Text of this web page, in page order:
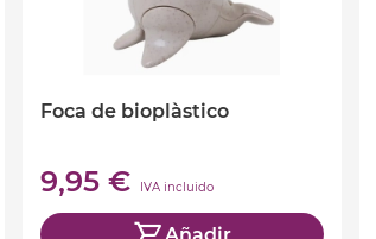
Foca de bioplàstico
9,95 € IVA incluido